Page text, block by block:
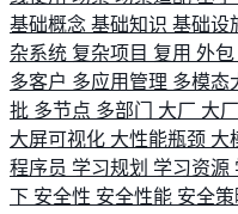
基础概念 基础知识 基础设
杂系统 复杂项目 复用 外包
多客户 多应用管理 多模态
批 多节点 多部门 大厂 大
大屏可视化 大性能瓶颈 大
程序员 学习规划 学习资源
下 安全性 安全性能 安全